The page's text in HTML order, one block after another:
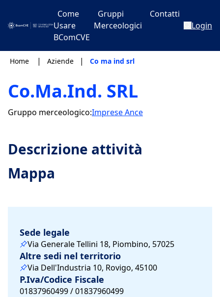
Come
Usare
BComCVE
Gruppi
Merceologici
Contatti
Login
Home | Aziende | Co ma ind srl
Co.Ma.Ind. SRL
Gruppo merceologico:Imprese Ance
Descrizione attività
Mappa
Sede legale
Via Generale Tellini 18, Piombino, 57025
Altre sedi nel territorio
Via Dell'Industria 10, Rovigo, 45100
P.Iva/Codice Fiscale
01837960499 / 01837960499